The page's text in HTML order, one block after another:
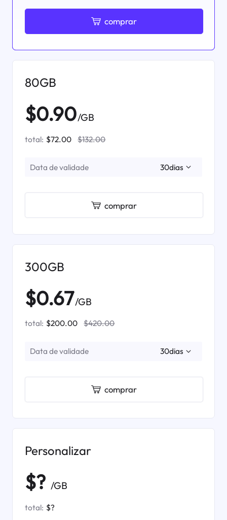
comprar
80GB
$0.90/GB
total: $72.00 $132.00
Data de validade
comprar
300GB
$0.67/GB
total: $200.00 $420.00
Data de validade
comprar
Personalizar
$? /GB
total: $?